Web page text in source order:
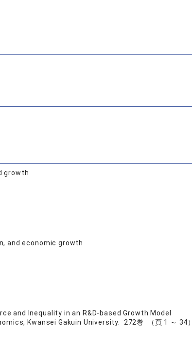
growth
and economic growth
and Inequality in an R&D-based Growth Model
Kwansei Gakuin University. 272巻 （頁 1 ～ 34）